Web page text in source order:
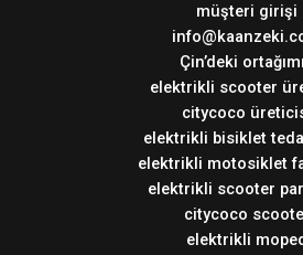
müşteri girişi
Çin’deki
elektrikli scooter
citycoco
elektrikli bisiklet
elektrikli motosiklet
elektrikli scooter
citycoco
elektrikli